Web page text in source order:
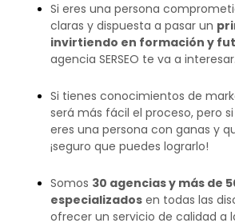
Si eres una persona
claras y dispuesta a pasar un
invirtiendo en formación y
agencia SERSEO te va a interesar.
Si tienes conocimientos de
será más fácil el proceso, pero
eres una persona con ganas y
¡seguro que puedes lograrlo!
Somos 30 agencias y más de
especializados en todas las
ofrecer un servicio de calidad a